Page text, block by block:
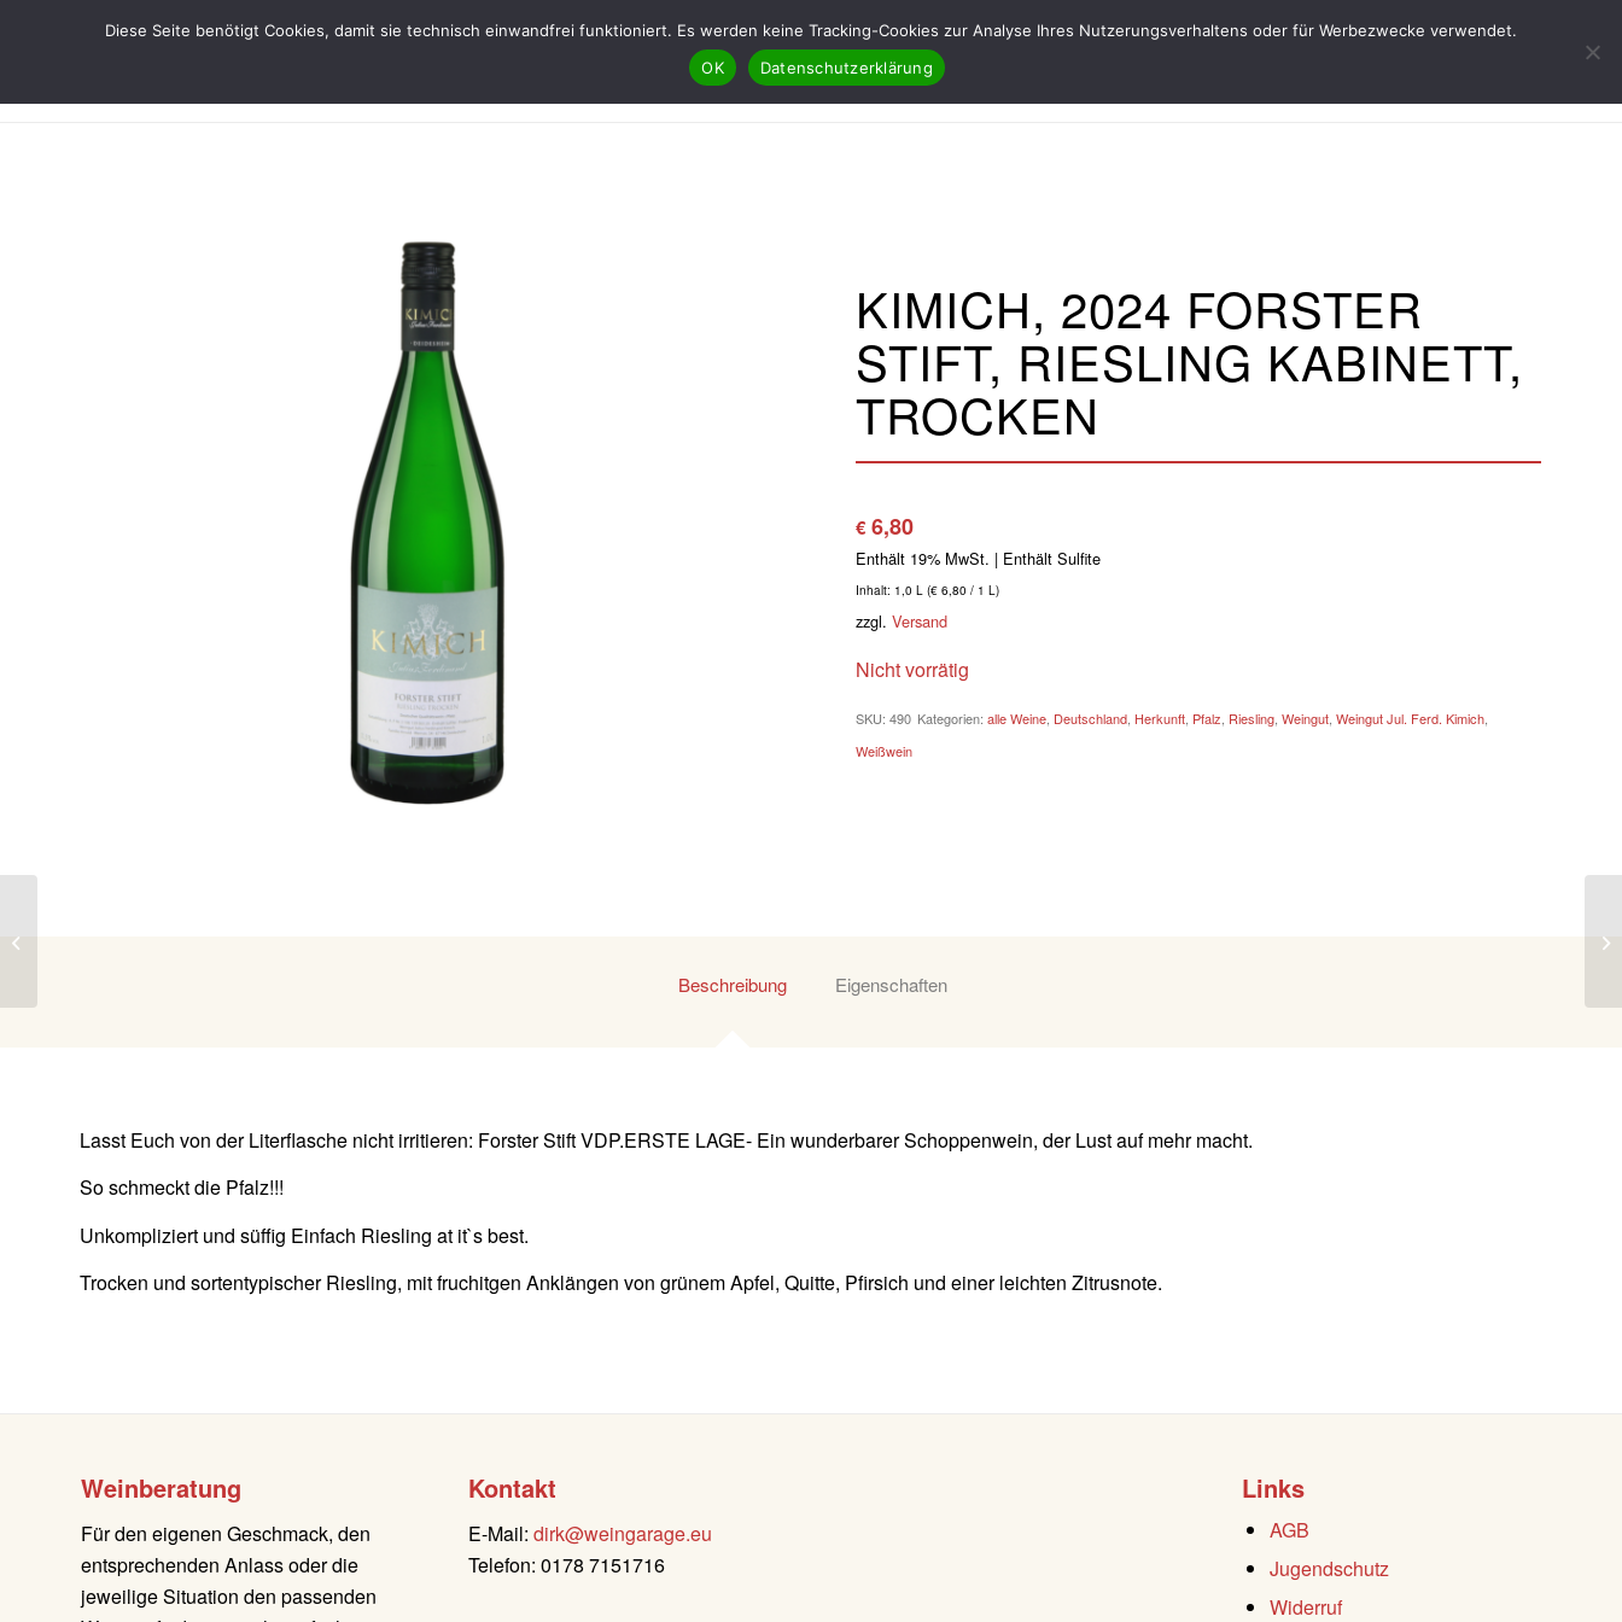
KIMICH, 2024 FORSTER
STIFT, RIESLING KABINETT,
TROCKEN
€ 6,80
Enthält 19% MwSt.
Inhalt: 1,0 L (€ 6,80 / 1 L)
zzgl. Versand
Nicht vorrätig
SKU: 490 Kategorien: alle Weine Deutschland Herkunft Pfalz Riesling Weingut Weingut Jul. Ferd. Kimich
Weißwein
Beschreibung Eigenschaften
Lasst Euch von der Literflasche nicht irritieren: Forster Stift VDP.ERSTE LAGE- Ein wunderbarer Schoppenwein, der Lust auf mehr macht.
So schmeckt die Pfalz!!!
Unkompliziert und süffig Einfach Riesling at it`s best.
Trocken und sortentypischer Riesling, mit fruchitgen Anklängen von grünem Apfel, Quitte, Pfirsich und einer leichten Zitrusnote.
Weinberatung
Für den eigenen Geschmack, den
entsprechenden Anlass oder die
jeweilige Situation den passenden
Kontakt
E-Mail: dirk@weingarage.eu
Telefon: 0178 7151716
Links
AGB
Jugendschutz
Widerruf
Diese Seite benötigt Cookies, damit sie technisch einwandfrei funktioniert. Es werden keine Tracking-Cookies zur Analyse Ihres Nutzerungsverhaltens oder für Werbezwecke verwendet.
OK
Datenschutzerklärung